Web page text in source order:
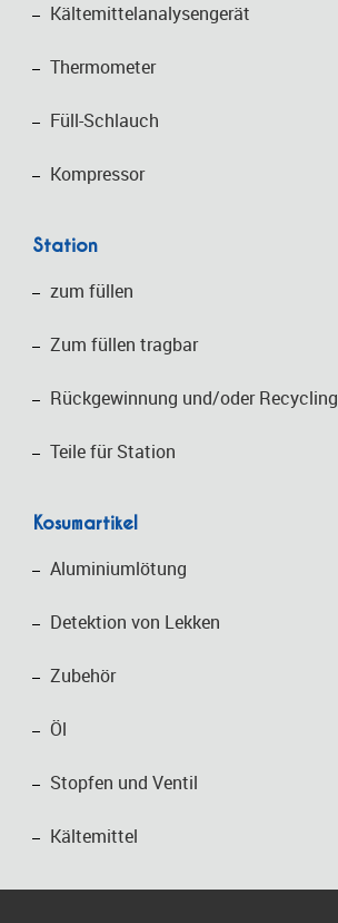
Kältemittelanalysengerät
Thermometer
Füll-Schlauch
Kompressor
Station
zum füllen
Zum füllen tragbar
Rückgewinnung und/oder Recycling
Teile für Station
Kosumartikel
Aluminiumlötung
Detektion von Lekken
Zubehör
Öl
Stopfen und Ventil
Kältemittel